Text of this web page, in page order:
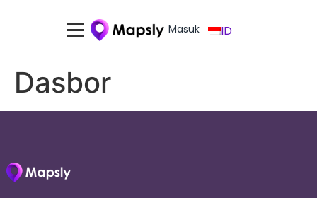
Masuk ID
Dasbor